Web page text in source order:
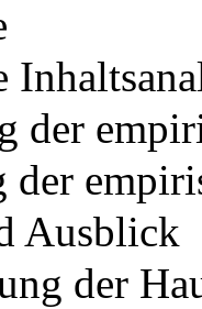
der
Ausblick
der